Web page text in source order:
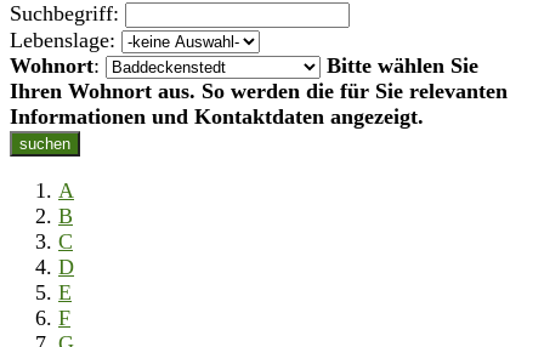
Suchbegriff:
Lebenslage:
Wohnort:
Bitte wählen Sie
Ihren Wohnort aus. So werden die für Sie relevanten
Informationen und Kontaktdaten angezeigt.
suchen
A
B
C
D
E
F